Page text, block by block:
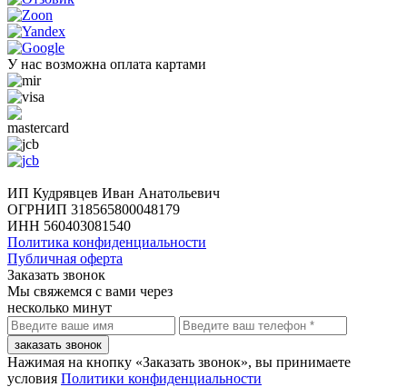
У нас возможна оплата картами
ИП Кудрявцев Иван Анатольевич
ОГРНИП 318565800048179
ИНН 560403081540
Политика конфиденциальности
Публичная оферта
Заказать звонок
Мы свяжемся с вами через
несколько минут
заказать звонок
Нажимая на кнопку «Заказать звонок», вы принимаете
условия Политики конфиденциальности